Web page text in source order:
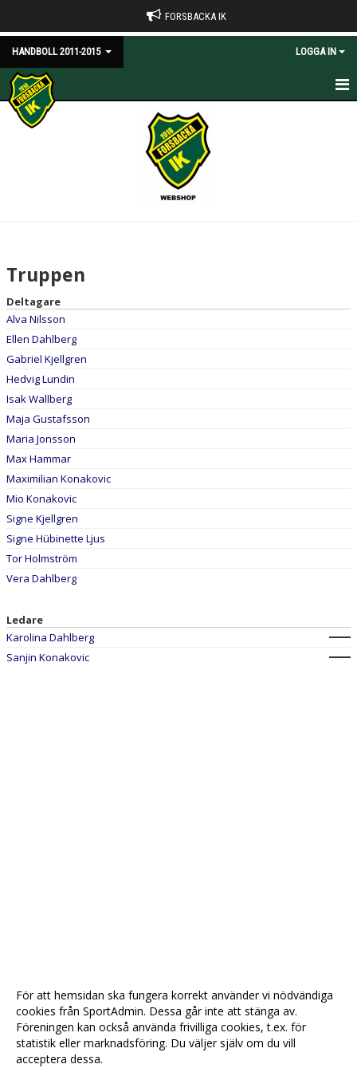
FORSBACKA IK
HANDBOLL 2011-2015 LOGGA IN
HEM
BILDGALLERI
DOKUMENT
KONTAKT
Truppen
Deltagare
Alva Nilsson
Ellen Dahlberg
Gabriel Kjellgren
Hedvig Lundin
Isak Wallberg
Maja Gustafsson
Maria Jonsson
Max Hammar
Maximilian Konakovic
Mio Konakovic
Signe Kjellgren
Signe Hübinette Ljus
Tor Holmström
Vera Dahlberg
Ledare
Karolina Dahlberg
Sanjin Konakovic
För att hemsidan ska fungera korrekt använder vi nödvändiga
cookies från SportAdmin. Dessa går inte att stänga av.
Föreningen kan också använda frivilliga cookies, t.ex. för
statistik eller marknadsföring. Du väljer själv om du vill
acceptera dessa.